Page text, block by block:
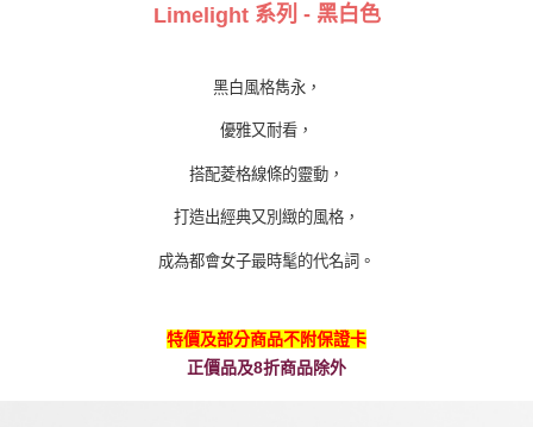
Limelight 系列 - 黑白色
黑白風格雋永，
優雅又耐看，
搭配菱格線條的靈動，
打造出經典又別緻的風格，
成為都會女子最時髦的代名詞。
特價及部分商品不附保證卡
正價品及8折商品除外